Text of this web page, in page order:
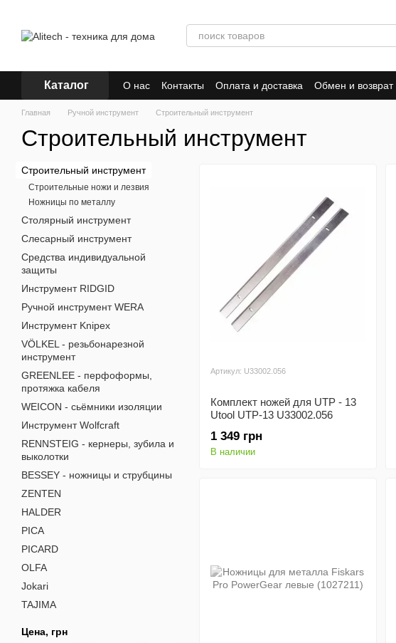
Каталог О нас Контакты Оплата и доставка Обмен и возврат
Главная Ручной инструмент Строительный инструмент
Строительный инструмент
Артикул: U33002.056
Комплект ножей для UTP - 13
Utool UTP-13 U33002.056
1 349 грн
В наличии
Строительный инструмент
Строительные ножи и лезвия
Ножницы по металлу
Столярный инструмент
Слесарный инструмент
Средства индивидуальной
защиты
Инструмент RIDGID
Ручной инструмент WERA
Инструмент Knipex
VÖLKEL - резьбонарезной
инструмент
GREENLEE - перфоформы,
протяжка кабеля
WEICON - сьёмники изоляции
Инструмент Wolfcraft
RENNSTEIG - кернеры, зубила и
выколотки
BESSEY - ножницы и струбцины
ZENTEN
HALDER
PICA
PICARD
OLFA
Jokari
TAJIMA
Цена, грн